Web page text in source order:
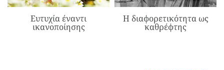
Ευτυχία έναντι
ικανοποίησης
Η διαφορετικότητα ως
καθρέφτης